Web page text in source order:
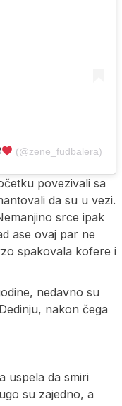
(@zene_fudbalera)
povezivali sa
da su u vezi.
srce ipak
ase ovaj par ne
spakovala kofere i
nedavno su
nakon čega
uspela da smiri
su zajedno, a